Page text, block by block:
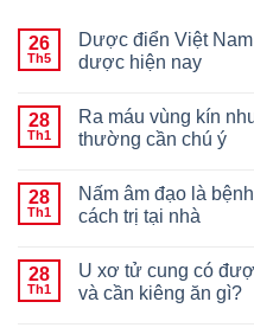
26
Th5
Dược điển Việt
dược hiện nay
28
Th1
Ra máu vùng kín
thường cần chú ý
28
Th1
Nấm âm đạo là
cách trị tại nhà
28
Th1
U xơ tử cung có
và cần kiêng ăn gì?